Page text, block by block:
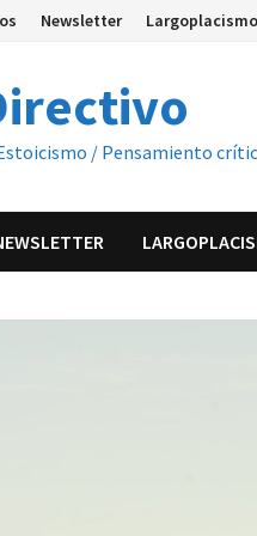
Newsletter
/ Pensamiento